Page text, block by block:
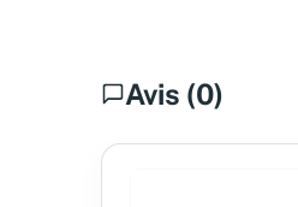
Avis (0)